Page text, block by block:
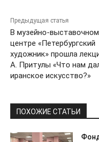
Предыдущая статья
В музейно-выставочном
центре «Петербургский
художник» прошла
А. Притулы «Что нам
иранское искусство?»
ПОХОЖИЕ СТАТЬИ